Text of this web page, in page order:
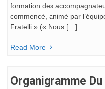
formation des
commencé, animé par
Fratelli » (« Nous […]
Read More
Organigramme